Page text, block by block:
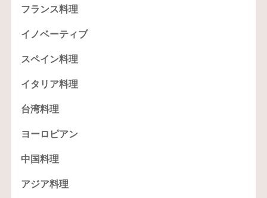
フランス料理
イノベーティブ
スペイン料理
イタリア料理
台湾料理
ヨーロピアン
中国料理
アジア料理